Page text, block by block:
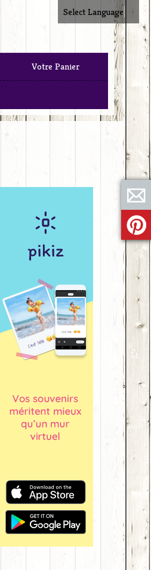
Select Language ▼
Votre Panier